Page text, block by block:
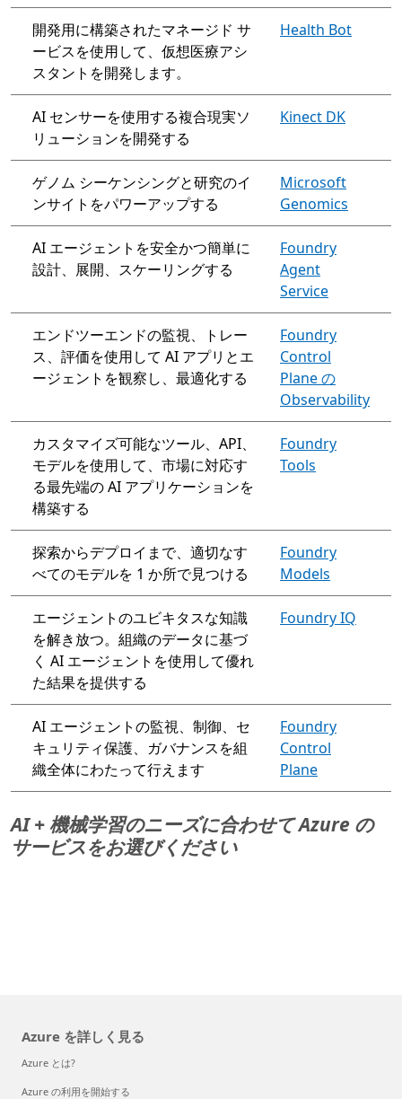
AI + 機械学習のニーズに合わせて Azure の
サービスをお選びください
開発用に構築されたマネージド サ
ービスを使用して、仮想医療アシ
スタントを開発します。
Health Bot
AI センサーを使用する複合現実ソ
リューションを開発する
Kinect DK
ゲノム シーケンシングと研究のイ
ンサイトをパワーアップする
Microsoft
Genomics
AI エージェントを安全かつ簡単に
設計、展開、スケーリングする
Foundry
Agent
Service
エンドツーエンドの監視、トレー
ス、評価を使用して AI アプリとエ
ージェントを観察し、最適化する
Foundry
Control
Plane の
Observability
カスタマイズ可能なツール、API、
モデルを使用して、市場に対応す
る最先端の AI アプリケーションを
構築する
Foundry
Tools
探索からデプロイまで、適切なす
べてのモデルを 1 か所で見つける
Foundry
Models
エージェントのユビキタスな知識
を解き放つ。組織のデータに基づ
く AI エージェントを使用して優れ
た結果を提供する
Foundry IQ
AI エージェントの監視、制御、セ
キュリティ保護、ガバナンスを組
織全体にわたって行えます
Foundry
Control
Plane
Azure を詳しく見る
Azure とは?
Azure の利用を開始する